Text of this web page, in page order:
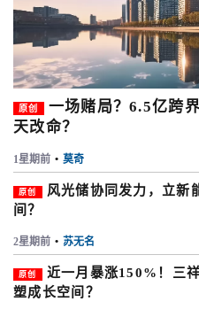
原创
一场赌局？6.5亿跨
天改命？
1星期前 • 莫奇
原创
风光储协同发力，立新
间？
2星期前 • 苏无名
原创
近一月暴涨150%！三
塑成长空间？